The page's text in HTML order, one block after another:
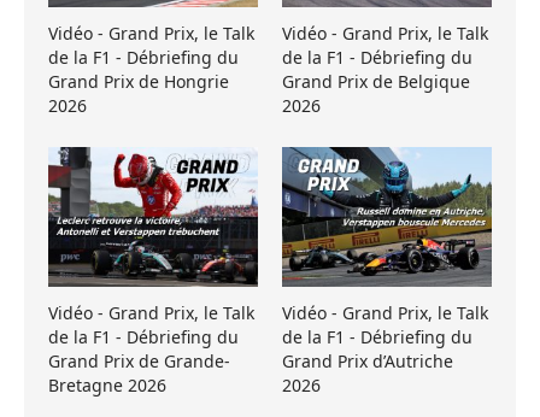
Vidéo - Grand Prix, le Talk
de la F1 - Débriefing du
Grand Prix de Hongrie
2026
Vidéo - Grand Prix, le Talk
de la F1 - Débriefing du
Grand Prix de Belgique
2026
Vidéo - Grand Prix, le Talk
de la F1 - Débriefing du
Grand Prix de Grande-
Bretagne 2026
Vidéo - Grand Prix, le Talk
de la F1 - Débriefing du
Grand Prix d’Autriche
2026